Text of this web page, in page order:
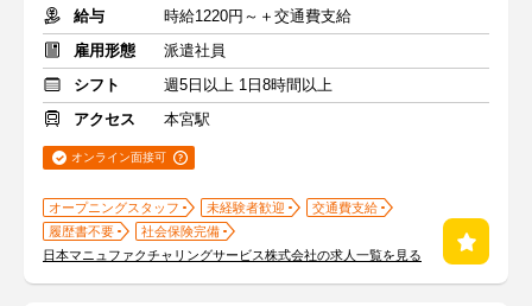
給与
時給1220円～＋交通費支給
雇用形態
派遣社員
シフト
週5日以上 1日8時間以上
アクセス
本宮駅
オンライン面接可
オープニングスタッフ 未経験者歓迎
交通費支給
履歴書不要
社会保険完備
日本マニュファクチャリングサービス株式会社の求人一覧を見る